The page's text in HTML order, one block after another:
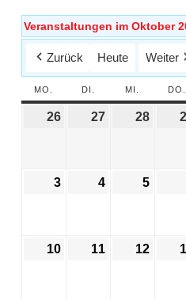
Veranstaltungen im Oktober
Zurück Heute Weiter
MO. DI. MI. DO.
26 27 28
3 4 5
10 11 12